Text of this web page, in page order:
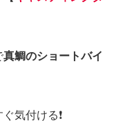
真鯛のショートバイ
気付ける❗️